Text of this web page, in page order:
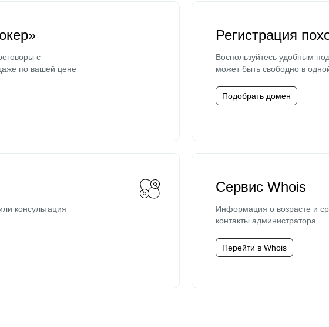
с
по вашей цене
Регистрация
Воспользуйтесь удобным
может быть свободно в
Подобрать домен
консультация
Сервис Whois
Информация о возрасте и
контакты администратора.
Перейти в Whois